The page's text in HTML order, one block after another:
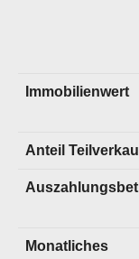
Immobilienwert
Anteil
Monatliches